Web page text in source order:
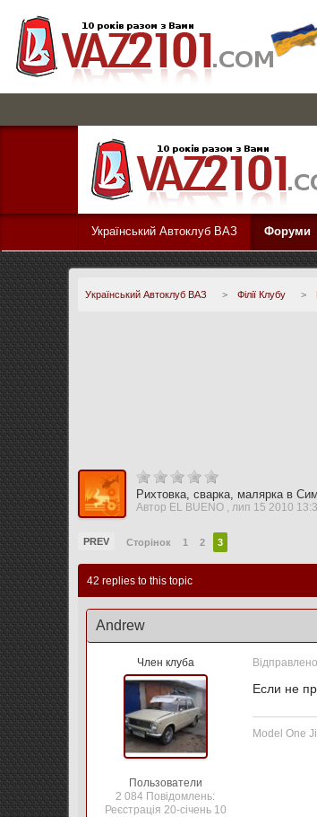
Український Автоклуб ВАЗ Форуми
Український Автоклуб ВАЗ > Філії Клубу >
Рихтовка, сварка, малярка в
Автор EL BUENO ,лип 15 2010
PREV Сторінок 1 2 3
42 replies to this topic
Andrew
Член клуба
Пользователи
2 084 Повідомлень:
Реєстрація 20-січень 10
Если не
Model One